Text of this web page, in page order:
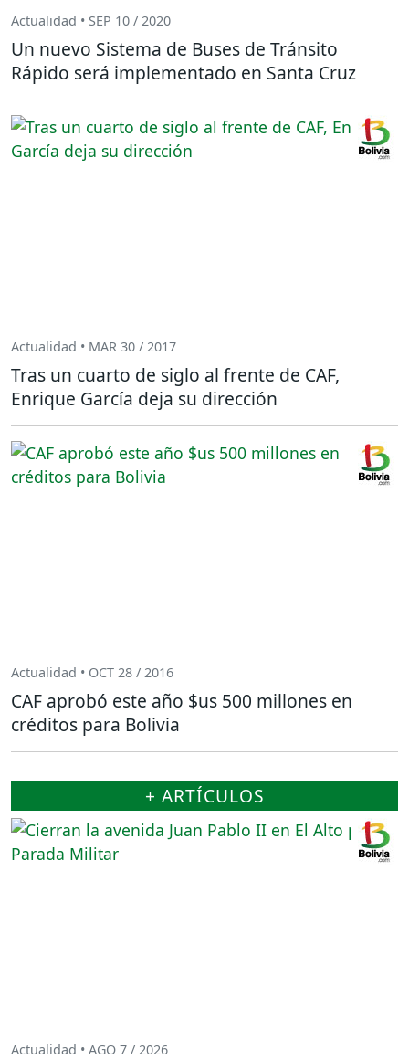
Actualidad • SEP 10 / 2020
Un nuevo Sistema de Buses de Tránsito
Rápido será implementado en Santa Cruz
Actualidad • MAR 30 / 2017
Tras un cuarto de siglo al frente de CAF,
Enrique García deja su dirección
Actualidad • OCT 28 / 2016
CAF aprobó este año $us 500 millones en
créditos para Bolivia
+ ARTÍCULOS
Actualidad • AGO 7 / 2026